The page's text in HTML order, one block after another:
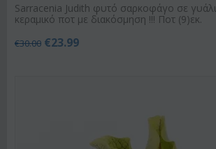
Sarracenia Judith φυτό σαρκοφάγο σε
κεραμικό ποτ με διακόσμηση !!! Ποτ (9)εκ.
€30.00 €23.99